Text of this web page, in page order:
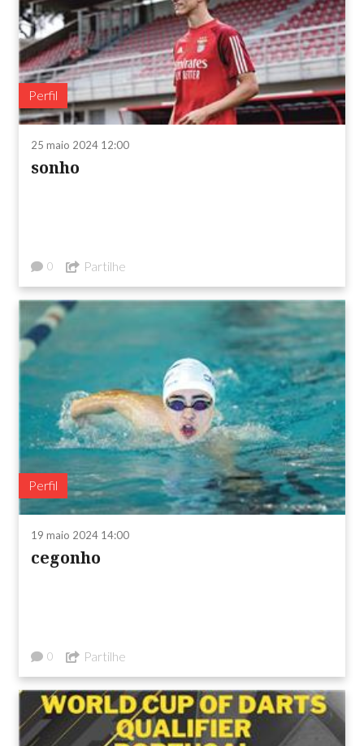
Perfil
25 maio 2024 12:00
sonho
0 Partilhe
Perfil
19 maio 2024 14:00
cegonho
0 Partilhe